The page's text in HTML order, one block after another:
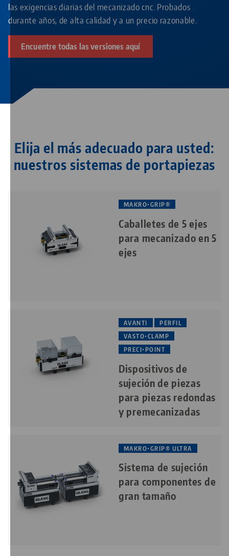
las exigencias diarias del mecanizado cnc. Probados
durante años, de alta calidad y a un precio razonable.
Encuentre todas las versiones aquí
Elija el más adecuado para usted:
nuestros sistemas de portapiezas
MAKRO•GRIP®
Caballetes de 5 ejes
para mecanizado en 5
ejes
AVANTI
PERFIL
VASTO•CLAMP
PRECI•POINT
Dispositivos de
sujeción de piezas
para piezas redondas
y premecanizadas
MAKRO•GRIP® ULTRA
Sistema de sujeción
para componentes de
gran tamaño